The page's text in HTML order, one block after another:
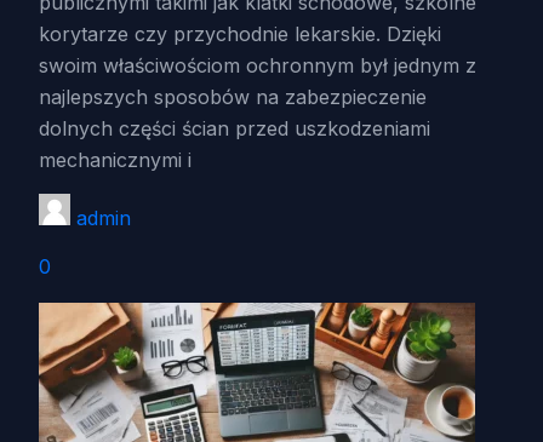
korytarze czy przychodnie lekarskie. Dzięki
swoim właściwościom ochronnym był jednym z
najlepszych sposobów na zabezpieczenie
dolnych części ścian przed uszkodzeniami
mechanicznymi i
admin
0